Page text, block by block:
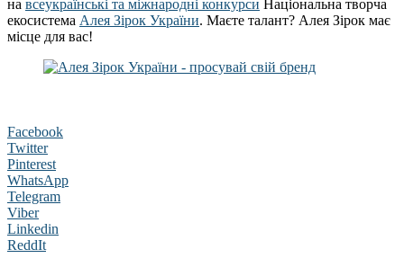
на всеукраїнські та міжнародні конкурси Національна творча
екосистема Алея Зірок України. Маєте талант? Алея Зірок має
місце для вас!
Facebook
Twitter
Pinterest
WhatsApp
Telegram
Viber
Linkedin
ReddIt